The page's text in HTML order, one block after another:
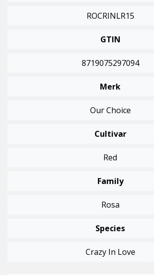
ROCRINLR15
GTIN
8719075297094
Merk
Our Choice
Cultivar
Red
Family
Rosa
Species
Crazy In Love